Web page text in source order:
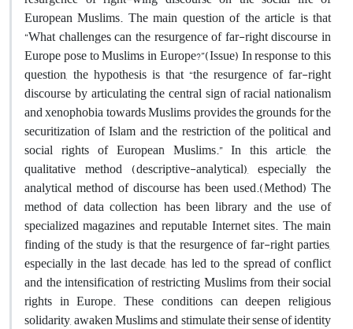
European Muslims. The main question of the article is that
“What challenges can the resurgence of far-right discourse in
Europe pose to Muslims in Europe?”(Issue) In response to this
question, the hypothesis is that “the resurgence of far-right
discourse by articulating the central sign of racial nationalism
and xenophobia towards Muslims provides the grounds for the
securitization of Islam and the restriction of the political and
social rights of European Muslims.” In this article, the
qualitative method (descriptive-analytical), especially the
analytical method of discourse has been used.(Method) The
method of data collection has been library and the use of
specialized magazines and reputable Internet sites. The main
finding of the study is that the resurgence of far-right parties,
especially in the last decade, has led to the spread of conflict
and the intensification of restricting Muslims from their social
rights in Europe. These conditions can deepen religious
solidarity, awaken Muslims and stimulate their sense of identity